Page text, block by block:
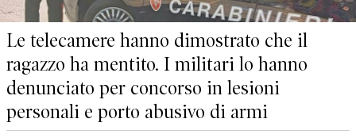
Le telecamere hanno dimostrato che il
ragazzo ha mentito. I militari lo hanno
denunciato per concorso in lesioni
personali e porto abusivo di armi